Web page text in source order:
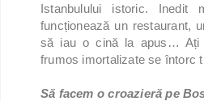
Istanbulului istoric.
funcționează un restaurant,
să iau o cină la apus… Ați
frumos imortalizate se întorc
Să facem o croazieră pe